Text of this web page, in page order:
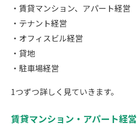
・賃貸マンション、アパート経営
・テナント経営
・オフィスビル経営
・貸地
・駐車場経営
1つずつ詳しく見ていきます。
賃貸マンション・アパート経営